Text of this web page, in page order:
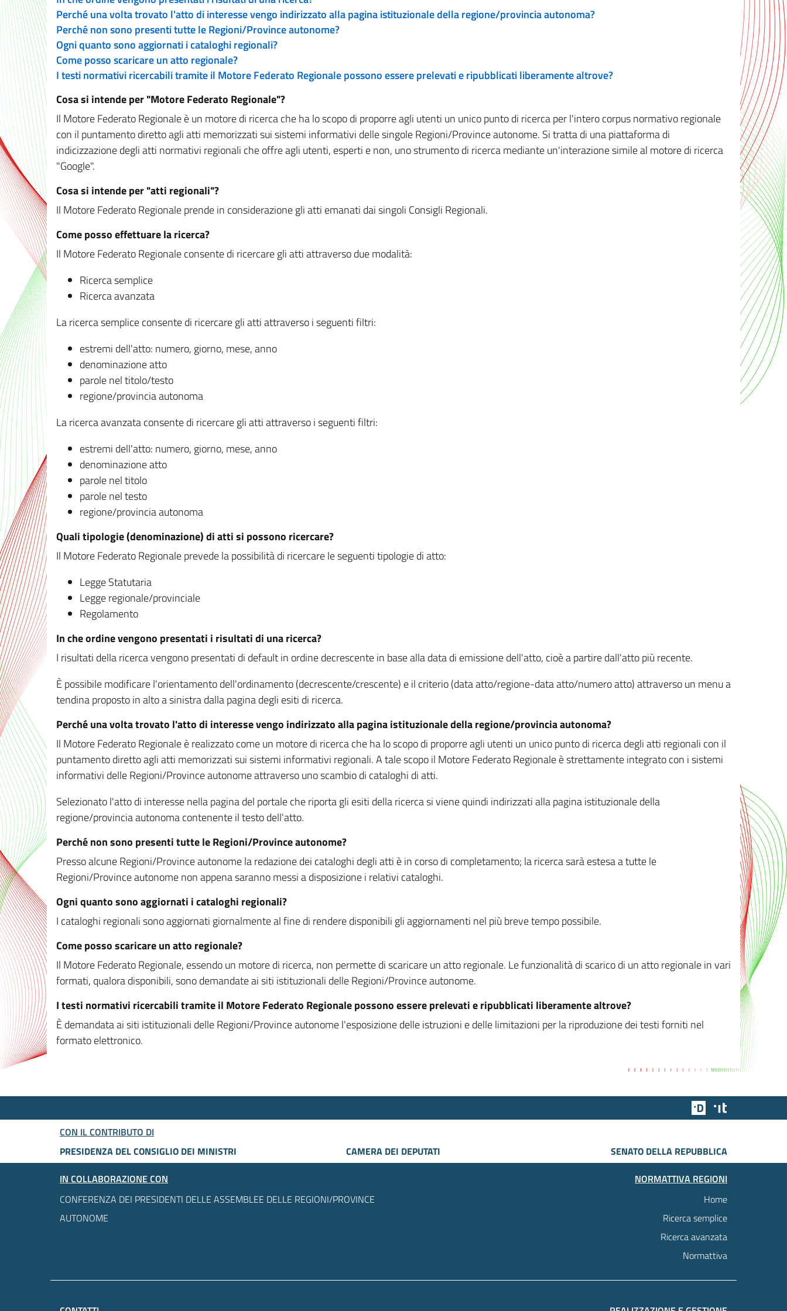
Perché una volta trovato l'atto di interesse vengo indirizzato alla pagina istituzionale della regione/provincia autonoma?
Perché non sono presenti tutte le Regioni/Province autonome?
Ogni quanto sono aggiornati i cataloghi regionali?
Come posso scaricare un atto regionale?
I testi normativi ricercabili tramite il Motore Federato Regionale possono essere prelevati e ripubblicati liberamente altrove?
Cosa si intende per "Motore Federato Regionale"?
Il Motore Federato Regionale è un motore di ricerca che ha lo scopo di proporre agli utenti un unico punto di ricerca per l'intero corpus normativo regionale
con il puntamento diretto agli atti memorizzati sui sistemi informativi delle singole Regioni/Province autonome. Si tratta di una piattaforma di
indicizzazione degli atti normativi regionali che offre agli utenti, esperti e non, uno strumento di ricerca mediante un'interazione simile al motore di ricerca
"Google".
Cosa si intende per "atti regionali"?
Il Motore Federato Regionale prende in considerazione gli atti emanati dai singoli Consigli Regionali.
Come posso effettuare la ricerca?
Il Motore Federato Regionale consente di ricercare gli atti attraverso due modalità:
Ricerca semplice
Ricerca avanzata
La ricerca semplice consente di ricercare gli atti attraverso i seguenti filtri:
estremi dell'atto: numero, giorno, mese, anno
denominazione atto
parole nel titolo/testo
regione/provincia autonoma
La ricerca avanzata consente di ricercare gli atti attraverso i seguenti filtri:
estremi dell'atto: numero, giorno, mese, anno
denominazione atto
parole nel titolo
parole nel testo
regione/provincia autonoma
Quali tipologie (denominazione) di atti si possono ricercare?
Il Motore Federato Regionale prevede la possibilità di ricercare le seguenti tipologie di atto:
Legge Statutaria
Legge regionale/provinciale
Regolamento
In che ordine vengono presentati i risultati di una ricerca?
I risultati della ricerca vengono presentati di default in ordine decrescente in base alla data di emissione dell'atto, cioè a partire dall'atto più recente.
È possibile modificare l'orientamento dell'ordinamento (decrescente/crescente) e il criterio (data atto/regione-data atto/numero atto) attraverso un menu a
tendina proposto in alto a sinistra dalla pagina degli esiti di ricerca.
Perché una volta trovato l'atto di interesse vengo indirizzato alla pagina istituzionale della regione/provincia autonoma?
Il Motore Federato Regionale è realizzato come un motore di ricerca che ha lo scopo di proporre agli utenti un unico punto di ricerca degli atti regionali con il
puntamento diretto agli atti memorizzati sui sistemi informativi regionali. A tale scopo il Motore Federato Regionale è strettamente integrato con i sistemi
informativi delle Regioni/Province autonome attraverso uno scambio di cataloghi di atti.
Selezionato l'atto di interesse nella pagina del portale che riporta gli esiti della ricerca si viene quindi indirizzati alla pagina istituzionale della
regione/provincia autonoma contenente il testo dell'atto.
Perché non sono presenti tutte le Regioni/Province autonome?
Presso alcune Regioni/Province autonome la redazione dei cataloghi degli atti è in corso di completamento; la ricerca sarà estesa a tutte le
Regioni/Province autonome non appena saranno messi a disposizione i relativi cataloghi.
Ogni quanto sono aggiornati i cataloghi regionali?
I cataloghi regionali sono aggiornati giornalmente al fine di rendere disponibili gli aggiornamenti nel più breve tempo possibile.
Come posso scaricare un atto regionale?
Il Motore Federato Regionale, essendo un motore di ricerca, non permette di scaricare un atto regionale. Le funzionalità di scarico di un atto regionale in vari
formati, qualora disponibili, sono demandate ai siti istituzionali delle Regioni/Province autonome.
I testi normativi ricercabili tramite il Motore Federato Regionale possono essere prelevati e ripubblicati liberamente altrove?
È demandata ai siti istituzionali delle Regioni/Province autonome l'esposizione delle istruzioni e delle limitazioni per la riproduzione dei testi forniti nel
formato elettronico.
Team Digitale
CON IL CONTRIBUTO DI
PRESIDENZA DEL CONSIGLIO DEI MINISTRI
CAMERA DEI DEPUTATI
SENATO DELLA REPUBBLICA
IN COLLABORAZIONE CON
CONFERENZA DEI PRESIDENTI DELLE ASSEMBLEE DELLE REGIONI/PROVINCE
AUTONOME
NORMATTIVA REGIONI
Home
Ricerca semplice
Ricerca avanzata
Normattiva